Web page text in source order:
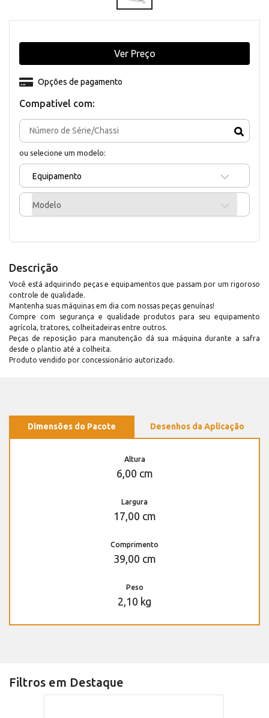
Compativel com:
ou selecione um modelo:
Equipamento
Modelo
Opções de pagamento
Ver Preço
Descrição
Você está adquirindo peças e equipamentos que passam por um rigoroso
controle de qualidade.
Mantenha suas máquinas em dia com nossas peças genuínas!
Compre com segurança e qualidade produtos para seu equipamento
agrícola, tratores, colheitadeiras entre outros.
Peças de reposição para manutenção dá sua máquina durante a safra
desde o plantio até a colheita.
Produto vendido por concessionário autorizado.
Dimensões do Pacote Desenhos da Aplicação
Altura
6,00 cm
Largura
17,00 cm
Comprimento
39,00 cm
Peso
2,10 kg
Filtros em Destaque